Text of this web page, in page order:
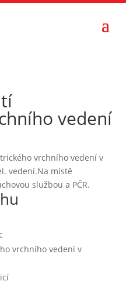
vedení
vrchního vedení v
vedení.Na místě
službou a PČR.
vrchního vedení v